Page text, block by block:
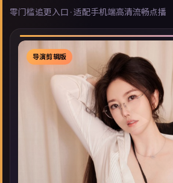
零门槛追更入口 · 适配手机端高清流畅点播
▶
导演剪辑版